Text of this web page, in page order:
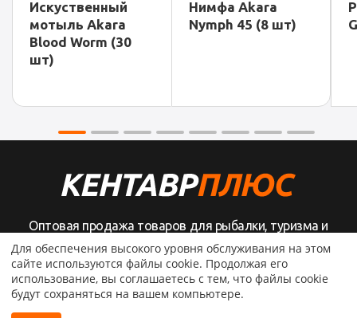
Искуственный
мотыль Akara
Blood Worm (30
шт)
Нимфа Akara
Nymph 45 (8 шт)
Оптовая продажа товаров для рыбалки, туризма и
Для обеспечения высокого уровня обслуживания на этом
сайте используются файлы cookie. Продолжая его
использование, вы соглашаетесь с тем, что файлы cookie
будут сохраняться на вашем компьютере.